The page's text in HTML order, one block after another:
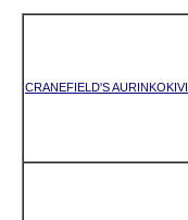
CRANEFIELD'S AURINKOKIVI